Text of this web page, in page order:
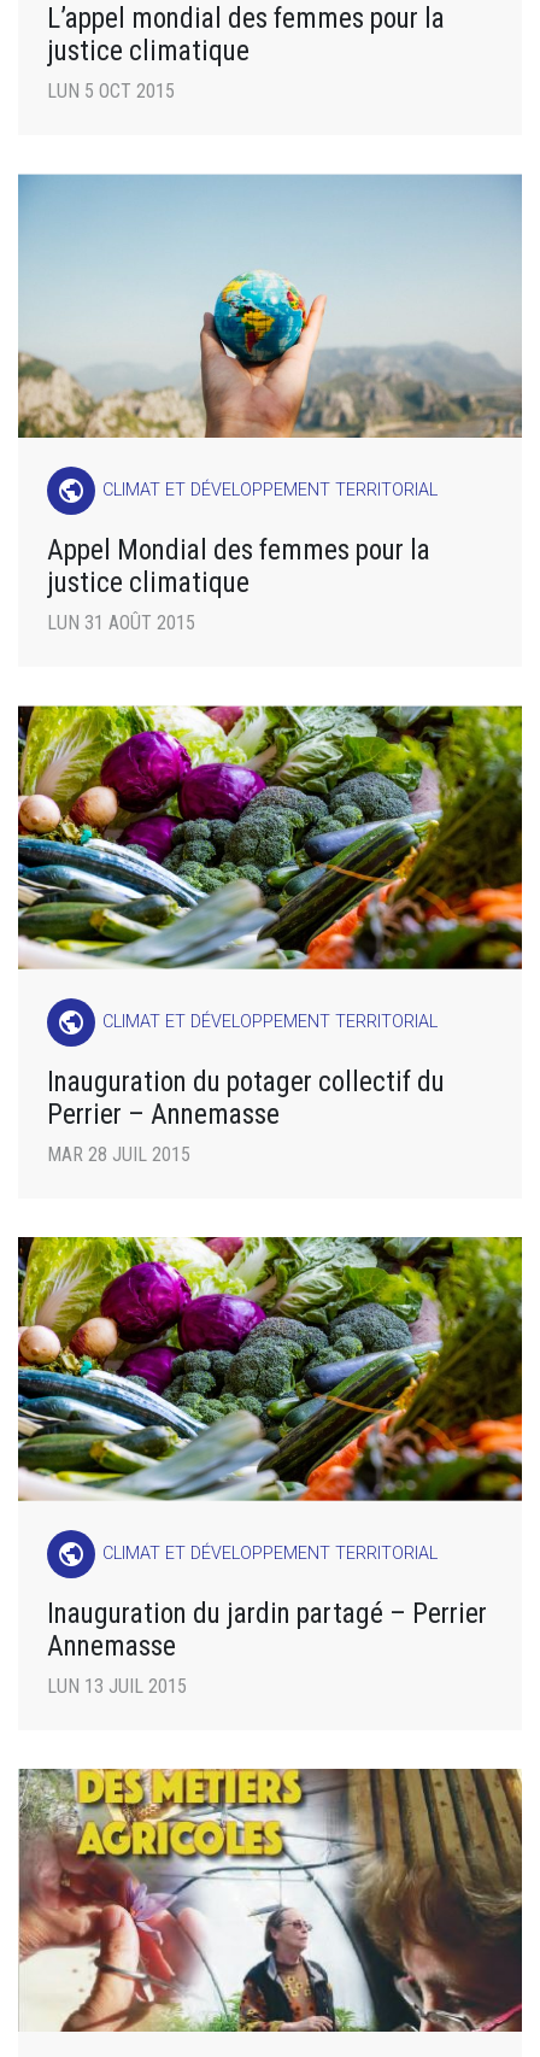
L’appel mondial des femmes pour la
justice climatique
LUN 5 OCT 2015
public CLIMAT ET DÉVELOPPEMENT TERRITORIAL
Appel Mondial des femmes pour la
justice climatique
LUN 31 AOÛT 2015
public CLIMAT ET DÉVELOPPEMENT TERRITORIAL
Inauguration du potager collectif du
Perrier – Annemasse
MAR 28 JUIL 2015
public CLIMAT ET DÉVELOPPEMENT TERRITORIAL
Inauguration du jardin partagé – Perrier
Annemasse
LUN 13 JUIL 2015